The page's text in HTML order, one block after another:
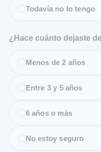
Todavía no lo tengo
¿Hace cuánto dejaste
Menos de 2 años
Entre 3 y 5 años
6 años o más
No estoy seguro